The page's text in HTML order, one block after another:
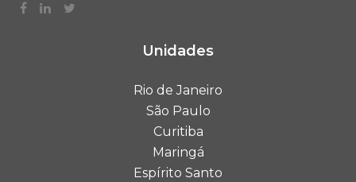
Unidades
Rio de Janeiro
São Paulo
Curitiba
Maringá
Espírito Santo